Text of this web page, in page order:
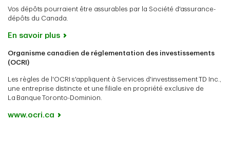
Vos dépôts pourraient être assurables par la Société d'assurance-
dépôts du Canada.
En savoir plus
Organisme canadien de réglementation des investissements
(OCRI)
Les règles de l'OCRI s'appliquent à Services d'investissement TD Inc.,
une entreprise distincte et une filiale en propriété exclusive de
La Banque Toronto-Dominion.
www.ocri.ca